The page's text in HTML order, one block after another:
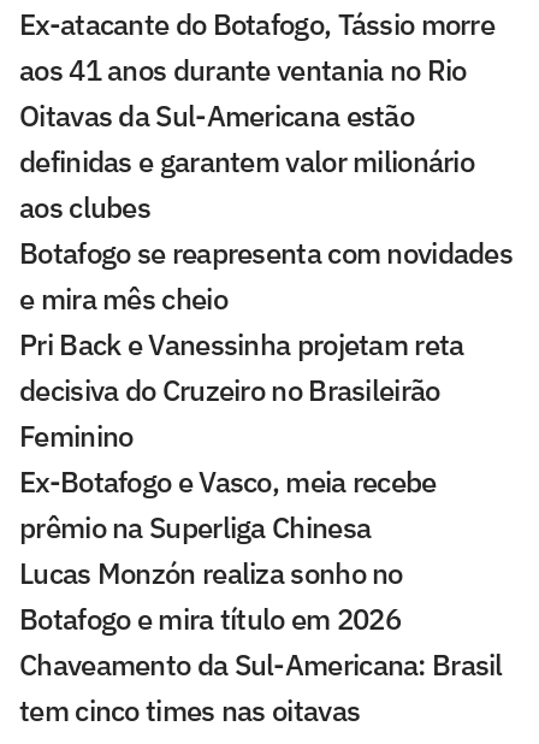
Ex-atacante do Botafogo, Tássio morre
aos 41 anos durante ventania no Rio
Oitavas da Sul-Americana estão
definidas e garantem valor milionário
aos clubes
Botafogo se reapresenta com novidades
e mira mês cheio
Pri Back e Vanessinha projetam reta
decisiva do Cruzeiro no Brasileirão
Feminino
Ex-Botafogo e Vasco, meia recebe
prêmio na Superliga Chinesa
Lucas Monzón realiza sonho no
Botafogo e mira título em 2026
Chaveamento da Sul-Americana: Brasil
tem cinco times nas oitavas